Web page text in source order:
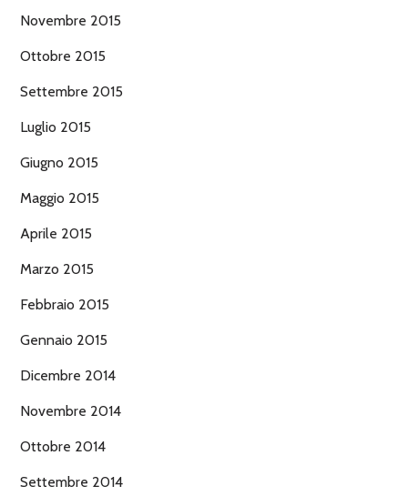
Novembre 2015
Ottobre 2015
Settembre 2015
Luglio 2015
Giugno 2015
Maggio 2015
Aprile 2015
Marzo 2015
Febbraio 2015
Gennaio 2015
Dicembre 2014
Novembre 2014
Ottobre 2014
Settembre 2014